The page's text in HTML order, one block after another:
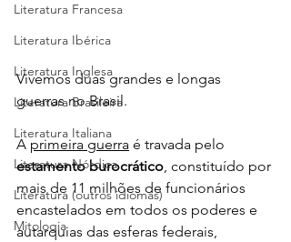
Literatura Francesa
Literatura Ibérica
Literatura Inglesa
Literatura Brasileira
Literatura Italiana
Literatura Nórdica
Literatura (outros idiomas)
Mitologia
Vivemos duas grandes e longas
guerras no Brasil.
A primeira guerra é travada pelo
estamento burocrático, constituído por
mais de 11 milhões de funcionários
encastelados em todos os poderes e
autarquias das esferas federais,